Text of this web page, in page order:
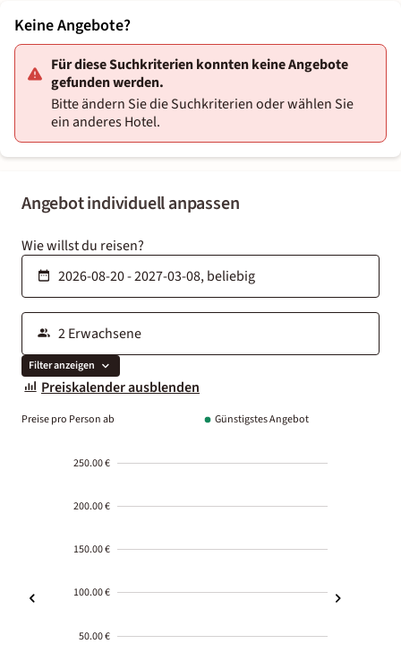
Angebot individuell anpassen
Wie willst du reisen?
Filter anzeigen
Preiskalender ausblenden
Preise pro Person ab Günstigstes Angebot
250.00 €
200.00 €
150.00 €
100.00 €
50.00 €
Keine Angebote?
Für diese Suchkriterien konnten keine Angebote
gefunden werden.
Bitte ändern Sie die Suchkriterien oder wählen Sie
ein anderes Hotel.